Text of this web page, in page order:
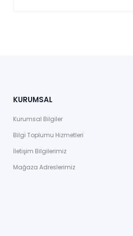
KURUMSAL
Kurumsal Bilgiler
Bilgi Toplumu Hizmetleri
İletişim Bilgilerimiz
Mağaza Adreslerimiz